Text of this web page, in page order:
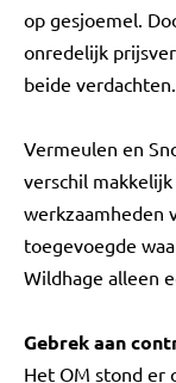
op gesjoemel.
onredelijk
beide verdachten.
Vermeulen en
verschil
werkzaamheden
toegevoegde
Wildhage alleen
Gebrek aan
Het OM stond er